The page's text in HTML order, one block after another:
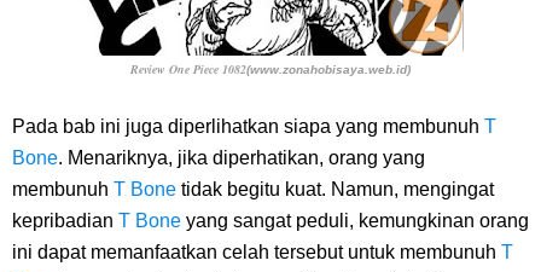
Review One Piece 1082(www.zonahobisaya.web.id)
Pada bab ini juga diperlihatkan siapa yang membunuh T
Bone. Menariknya, jika diperhatikan, orang yang
membunuh T Bone tidak begitu kuat. Namun, mengingat
kepribadian T Bone yang sangat peduli, kemungkinan orang
ini dapat memanfaatkan celah tersebut untuk membunuh T